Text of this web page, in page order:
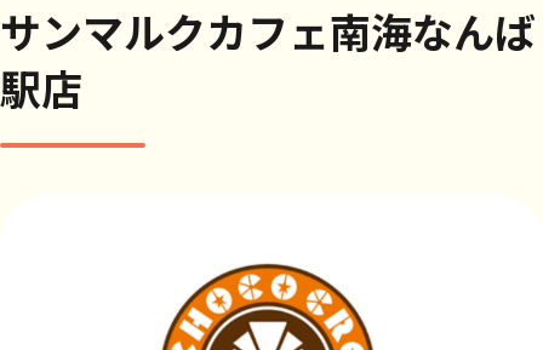
サンマルクカフェ南海なんば
駅店